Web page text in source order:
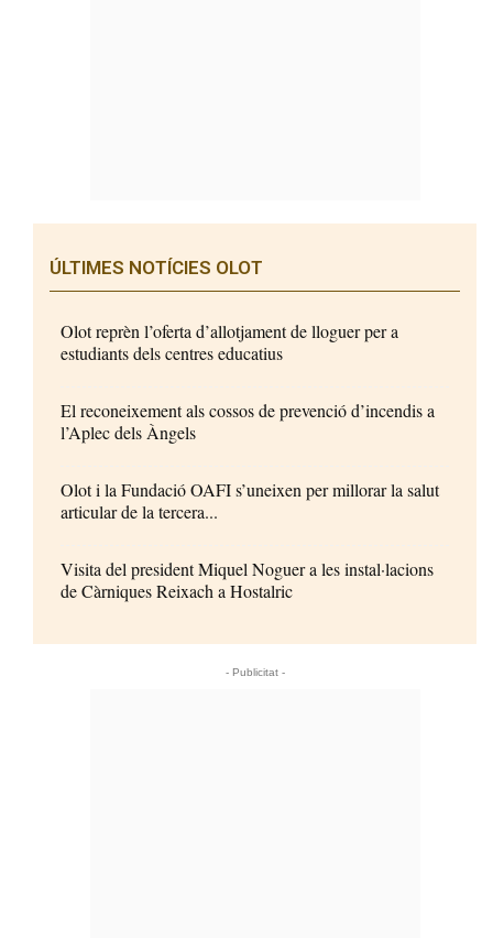
ÚLTIMES NOTÍCIES OLOT
Olot reprèn l’oferta d’allotjament de lloguer per a
estudiants dels centres educatius
El reconeixement als cossos de prevenció d’incendis a
l’Aplec dels Àngels
Olot i la Fundació OAFI s’uneixen per millorar la salut
articular de la tercera...
Visita del president Miquel Noguer a les instal·lacions
de Càrniques Reixach a Hostalric
- Publicitat -